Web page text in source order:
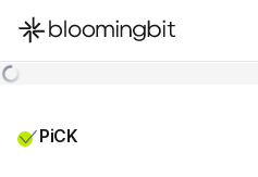
한국어
PiCK